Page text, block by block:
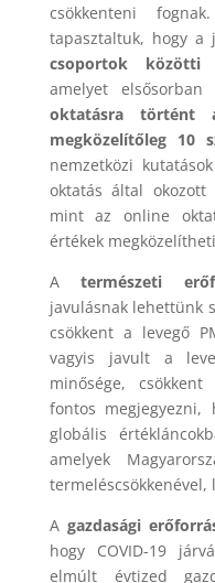
csökkenteni
tapasztaltuk, hogy
csoportok közötti
amelyet
oktatásra történt
megközelítőleg 10
nemzetközi
oktatás által okozott
mint az online
értékek
Atermészeti
javulásnak lehettünk
csökkent a levegő
vagyis javult a
minősége,
fontos megjegyezni,
globális
amelyek
termeléscsökkenével,
A gazdasági
hogy COVID-19
elmúlt évtized